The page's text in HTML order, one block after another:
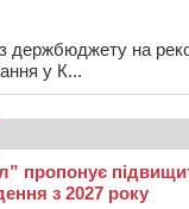
держбюджету на
у К...
пропонує
з 2027 року